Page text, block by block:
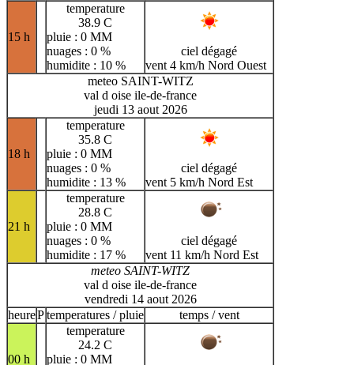
15 h
temperature
38.9 C
pluie : 0 MM
nuages : 0 %
humidite : 10 %
ciel dégagé
vent 4 km/h Nord Ouest
meteo SAINT-WITZ
val d oise ile-de-france
jeudi 13 aout 2026
18 h
temperature
35.8 C
pluie : 0 MM
nuages : 0 %
humidite : 13 %
ciel dégagé
vent 5 km/h Nord Est
21 h
temperature
28.8 C
pluie : 0 MM
nuages : 0 %
humidite : 17 %
ciel dégagé
vent 11 km/h Nord Est
meteo SAINT-WITZ
val d oise ile-de-france
vendredi 14 aout 2026
heurePtemperatures / pluie temps / vent
00 h
temperature
24.2 C
pluie : 0 MM